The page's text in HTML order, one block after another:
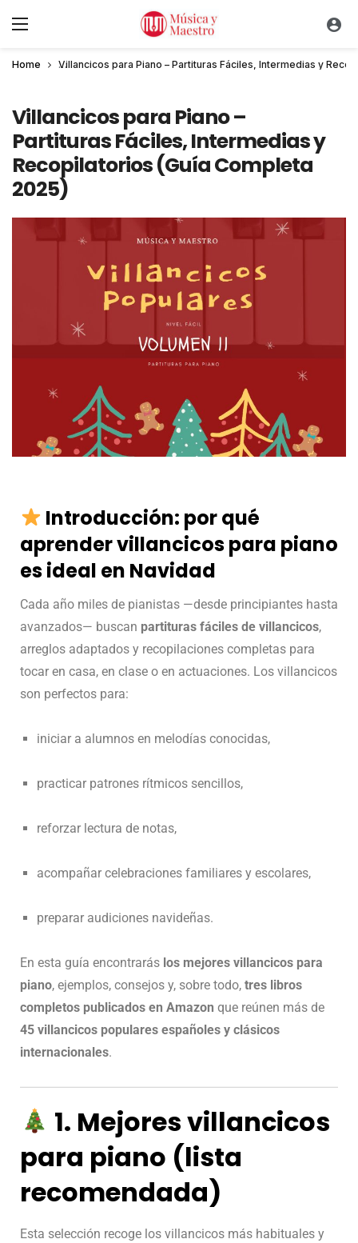
Home Villancicos para Piano – Partituras Fáciles, Intermedias y
Villancicos para Piano –
Partituras Fáciles, Intermedias y
Recopilatorios (Guía Completa
2025)
Introducción: por qué
aprender villancicos para piano
es ideal en Navidad
Cada año miles de pianistas —desde principiantes hasta
avanzados— buscan partituras fáciles de villancicos,
arreglos adaptados y recopilaciones completas para
tocar en casa, en clase o en actuaciones. Los villancicos
son perfectos para:
iniciar a alumnos en melodías conocidas,
practicar patrones rítmicos sencillos,
reforzar lectura de notas,
acompañar celebraciones familiares y escolares,
preparar audiciones navideñas.
En esta guía encontrarás los mejores villancicos para
piano, ejemplos, consejos y, sobre todo, tres libros
completos publicados en Amazon que reúnen más de
45 villancicos populares españoles y clásicos
internacionales.
1. Mejores villancicos
para piano (lista
recomendada)
Esta selección recoge los villancicos más habituales y